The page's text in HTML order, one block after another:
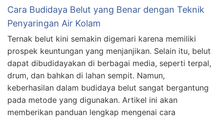
Cara Budidaya Belut yang Benar dengan Teknik
Penyaringan Air Kolam
Ternak belut kini semakin digemari karena memiliki
prospek keuntungan yang menjanjikan. Selain itu, belut
dapat dibudidayakan di berbagai media, seperti terpal,
drum, dan bahkan di lahan sempit. Namun,
keberhasilan dalam budidaya belut sangat bergantung
pada metode yang digunakan. Artikel ini akan
memberikan panduan lengkap mengenai cara